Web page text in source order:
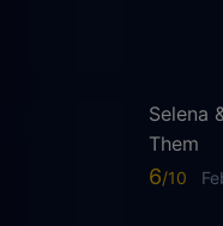
Selena
Them
6